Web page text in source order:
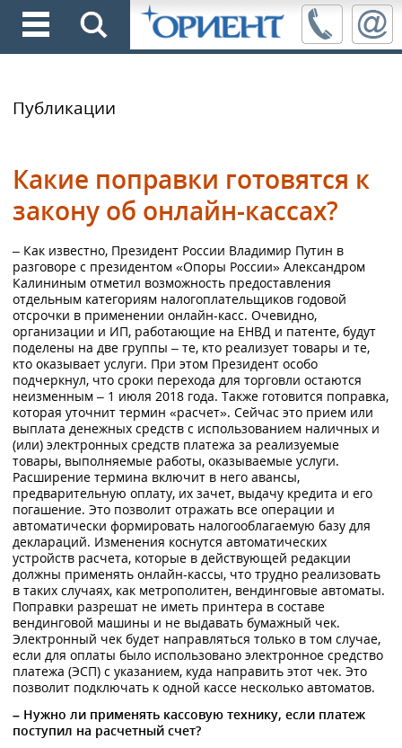
Публикации
Какие поправки готовятся к
закону об онлайн-кассах?
– Как известно, Президент России Владимир Путин в
разговоре с президентом «Опоры России» Александром
Калининым отметил возможность предоставления
отдельным категориям налогоплательщиков годовой
отсрочки в применении онлайн-касс. Очевидно,
организации и ИП, работающие на ЕНВД и патенте, будут
поделены на две группы – те, кто реализует товары и те,
кто оказывает услуги. При этом Президент особо
подчеркнул, что сроки перехода для торговли остаются
неизменным – 1 июля 2018 года. Также готовится поправка,
которая уточнит термин «расчет». Сейчас это прием или
выплата денежных средств с использованием наличных и
(или) электронных средств платежа за реализуемые
товары, выполняемые работы, оказываемые услуги.
Расширение термина включит в него авансы,
предварительную оплату, их зачет, выдачу кредита и его
погашение. Это позволит отражать все операции и
автоматически формировать налогооблагаемую базу для
деклараций. Изменения коснутся автоматических
устройств расчета, которые в действующей редакции
должны применять онлайн-кассы, что трудно реализовать
в таких случаях, как метрополитен, вендинговые автоматы.
Поправки разрешат не иметь принтера в составе
вендинговой машины и не выдавать бумажный чек.
Электронный чек будет направляться только в том случае,
если для оплаты было использовано электронное средство
платежа (ЭСП) с указанием, куда направить этот чек. Это
позволит подключать к одной кассе несколько автоматов.
– Нужно ли применять кассовую технику, если платеж
поступил на расчетный счет?